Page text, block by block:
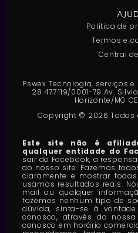
Política de
Termos e
Central
Pswex Tecnologia, serviços e
28.477.119/0001-79 Av.
Horizonte/MG
Copyright © 2026 Todos
Este site não é
qualquer entidade do
sair do Facebook, a
do nosso site. Fazemos
claramente e mostrar
usamos resultados reais.
mail ou qualquer
fazemos nenhum tipo de
dúvida, sinta-se à
conosco, através da
conosco em horário